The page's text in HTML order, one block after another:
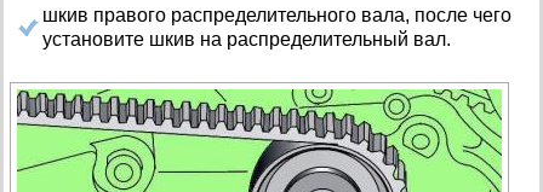
шкив правого распределительного вала, после чего
установите шкив на распределительный вал.